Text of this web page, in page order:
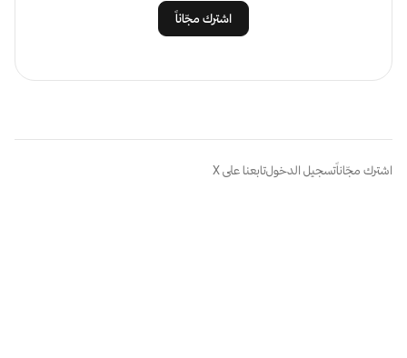
اشترك مجّاناً
اشترك مجّاناًتسجيل الدخولتابعنا على X